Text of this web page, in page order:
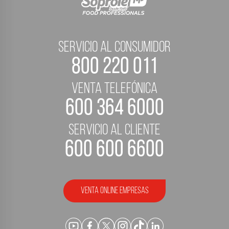
servicio al consumidor
800 220 011
Venta telefónica
600 364 6000
servicio al cliente
600 600 6600
Venta Online empresas